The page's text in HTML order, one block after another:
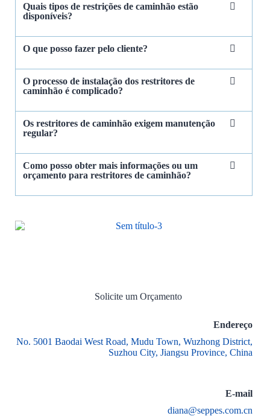
Quais tipos de restrições de caminhão estão
disponíveis?
O que posso fazer pelo cliente?
O processo de instalação dos restritores de
caminhão é complicado?
Os restritores de caminhão exigem manutenção
regular?
Como posso obter mais informações ou um
orçamento para restritores de caminhão?
Solicite um Orçamento
Endereço
No. 5001 Baodai West Road, Mudu Town, Wuzhong District,
Suzhou City, Jiangsu Province, China
E-mail
diana@seppes.com.cn